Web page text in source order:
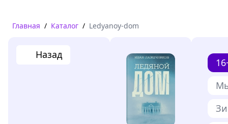
Главная / Каталог / Ledyanoy-dom
Назад